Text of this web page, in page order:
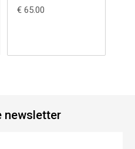
€ 65.00
newsletter